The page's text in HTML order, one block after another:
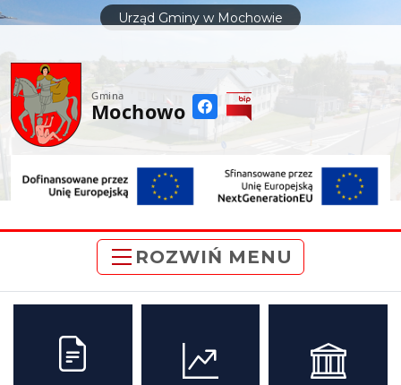
treści
Urząd Gminy w Mochowie
Gmina
Mochowo
ROZWIŃ MENU